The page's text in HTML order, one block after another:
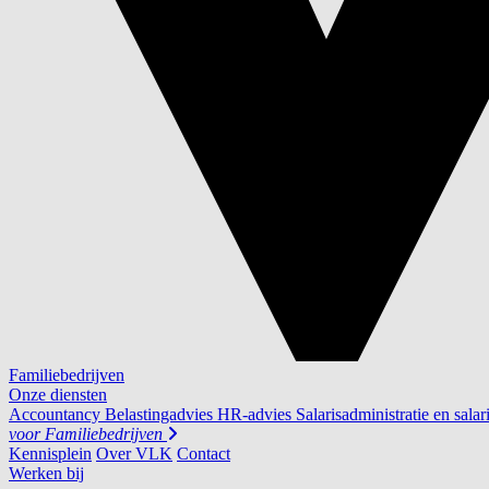
Familiebedrijven
Onze diensten
Accountancy Belastingadvies HR-advies Salarisadministratie en
voor Familiebedrijven
Kennisplein Over VLK Contact
Werken bij